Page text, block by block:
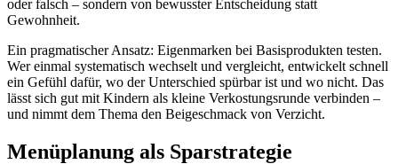
oder falsch – sondern von bewusster Entscheidung statt
Gewohnheit.
Ein pragmatischer Ansatz: Eigenmarken bei Basisprodukten testen.
Wer einmal systematisch wechselt und vergleicht, entwickelt schnell
ein Gefühl dafür, wo der Unterschied spürbar ist und wo nicht. Das
lässt sich gut mit Kindern als kleine Verkostungsrunde verbinden –
und nimmt dem Thema den Beigeschmack von Verzicht.
Menüplanung als Sparstrategie